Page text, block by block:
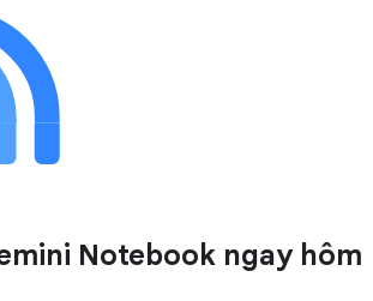
Notebook ngay hôm